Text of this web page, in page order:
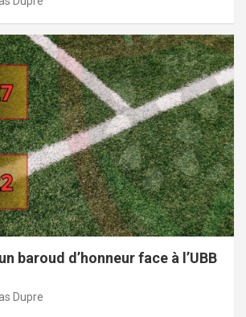
baroud d’honneur face à l’UBB
Dupre